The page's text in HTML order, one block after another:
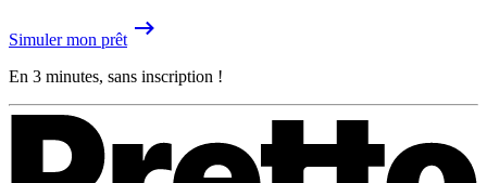
Simuler mon prêt
En 3 minutes, sans inscription !